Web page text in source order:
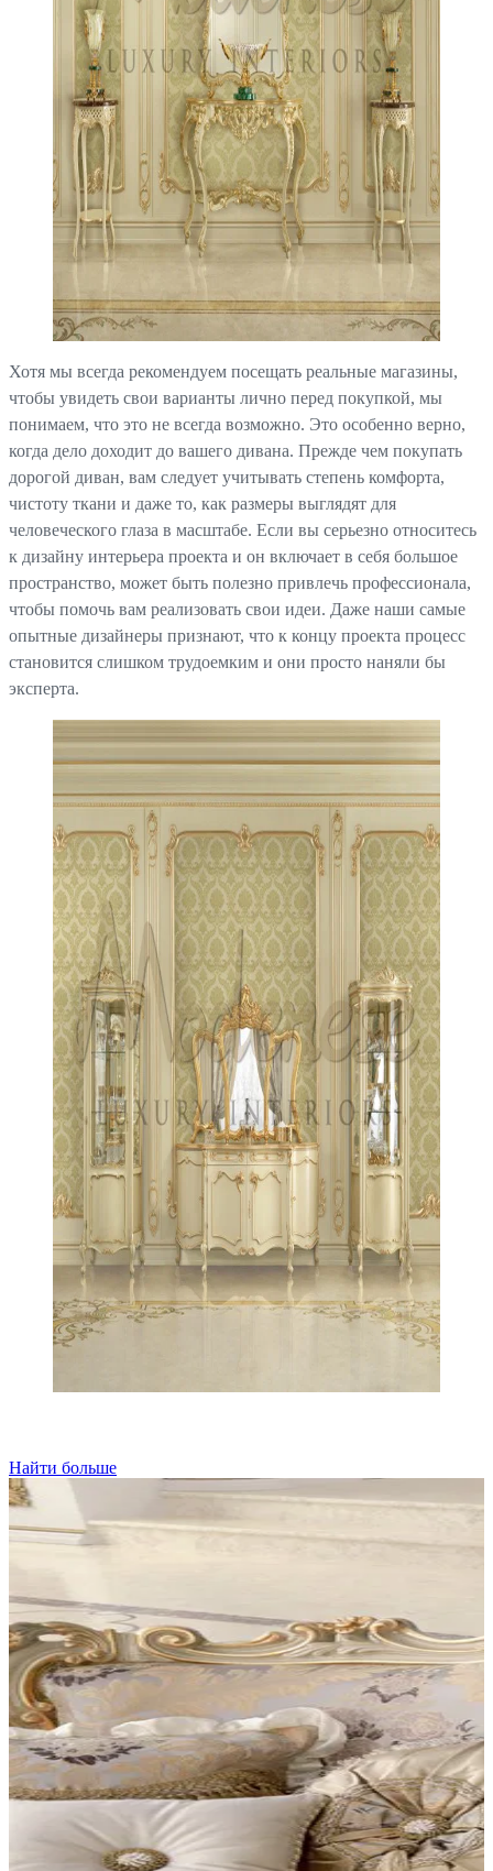
Хотя мы всегда рекомендуем посещать реальные магазины,
чтобы увидеть свои варианты лично перед покупкой, мы
понимаем, что это не всегда возможно. Это особенно верно,
когда дело доходит до вашего дивана. Прежде чем покупать
дорогой диван, вам следует учитывать степень комфорта,
чистоту ткани и даже то, как размеры выглядят для
человеческого глаза в масштабе. Если вы серьезно относитесь
к дизайну интерьера проекта и он включает в себя большое
пространство, может быть полезно привлечь профессионала,
чтобы помочь вам реализовать свои идеи. Даже наши самые
опытные дизайнеры признают, что к концу проекта процесс
становится слишком трудоемким и они просто наняли бы
эксперта.
Найти больше